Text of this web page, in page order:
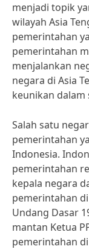
menjadi topik
wilayah Asia
pemerintahan
pemerintahan
menjalankan
negara di Asia
keunikan
Salah satu
pemerintahan
Indonesia.
pemerintahan
kepala negara
pemerintahan
Undang Dasar
mantan Ketua
pemerintahan